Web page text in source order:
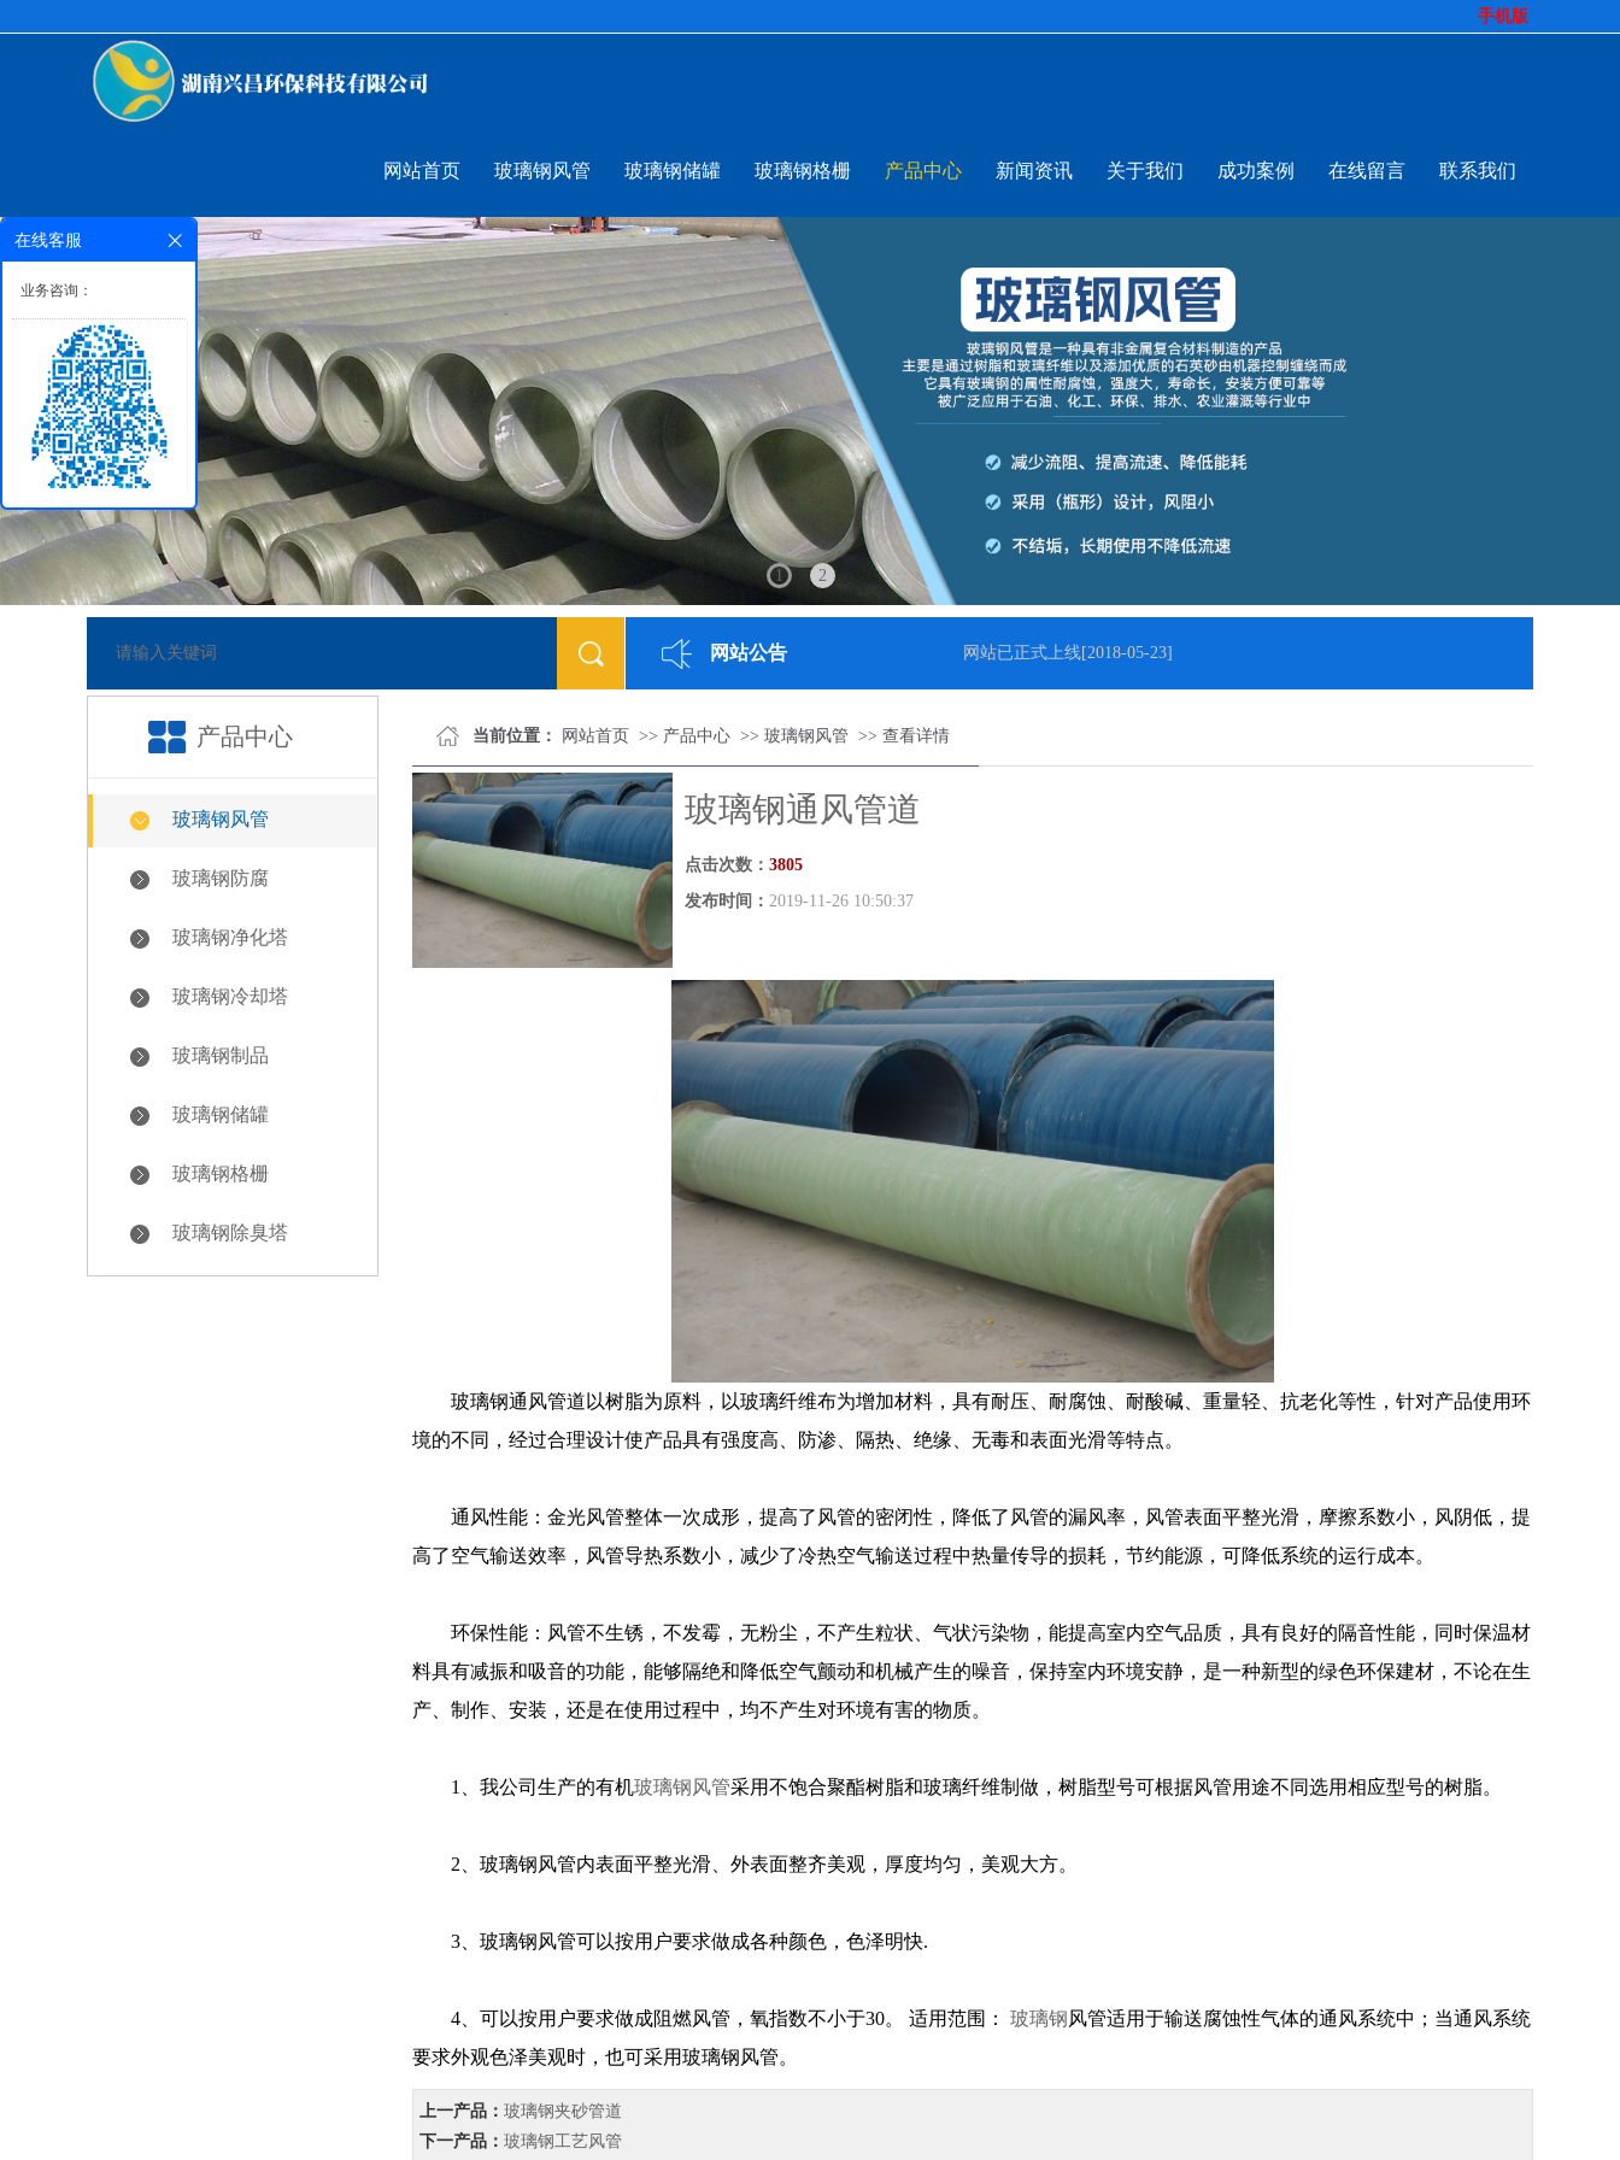
手机版
网站首页 玻璃钢风管 玻璃钢储罐 玻璃钢格栅 产品中心 新闻资讯 关于我们 成功案例 在线留言 联系我们
1 2
网站公告
[2018-05-23] 网站已正式上线[2018-05-23]
产品中心
玻璃钢风管
玻璃钢防腐
玻璃钢净化塔
玻璃钢冷却塔
玻璃钢制品
玻璃钢储罐
玻璃钢格栅
玻璃钢除臭塔
当前位置： 网站首页 >> 产品中心 >> 玻璃钢风管 >> 查看详情
玻璃钢通风管道
点击次数： 3805
发布时间： 2019-11-26 10:50:37
玻璃钢通风管道以树脂为原料，以玻璃纤维布为增加材料，具有耐压、耐腐蚀、耐酸碱、重量轻、抗老化等性，针对产品使用环
境的不同，经过合理设计使产品具有强度高、防渗、隔热、绝缘、无毒和表面光滑等特点。
通风性能：金光风管整体一次成形，提高了风管的密闭性，降低了风管的漏风率，风管表面平整光滑，摩擦系数小，风阴低，提
高了空气输送效率，风管导热系数小，减少了冷热空气输送过程中热量传导的损耗，节约能源，可降低系统的运行成本。
环保性能：风管不生锈，不发霉，无粉尘，不产生粒状、气状污染物，能提高室内空气品质，具有良好的隔音性能，同时保温材
料具有减振和吸音的功能，能够隔绝和降低空气颤动和机械产生的噪音，保持室内环境安静，是一种新型的绿色环保建材，不论在生
产、制作、安装，还是在使用过程中，均不产生对环境有害的物质。
1、我公司生产的有机玻璃钢风管采用不饱合聚酯树脂和玻璃纤维制做，树脂型号可根据风管用途不同选用相应型号的树脂。
2、玻璃钢风管内表面平整光滑、外表面整齐美观，厚度均匀，美观大方。
3、玻璃钢风管可以按用户要求做成各种颜色，色泽明快.
4、可以按用户要求做成阻燃风管，氧指数不小于30。 适用范围： 玻璃钢风管适用于输送腐蚀性气体的通风系统中；当通风系统
要求外观色泽美观时，也可采用玻璃钢风管。
上一产品： 玻璃钢夹砂管道
下一产品： 玻璃钢工艺风管
在线客服
业务咨询：